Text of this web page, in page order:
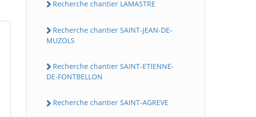
Recherche chantier LAMASTRE
Recherche chantier SAINT-JEAN-DE-
MUZOLS
Recherche chantier SAINT-ETIENNE-
DE-FONTBELLON
Recherche chantier SAINT-AGREVE